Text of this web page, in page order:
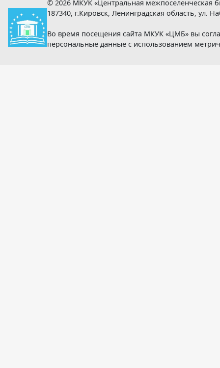
© 2026 МКУК «Центральная межпоселенческая
187340, г.Кировск, Ленинградская область, ул.
Во время посещения сайта МКУК «ЦМБ» вы
персональные данные с использованием